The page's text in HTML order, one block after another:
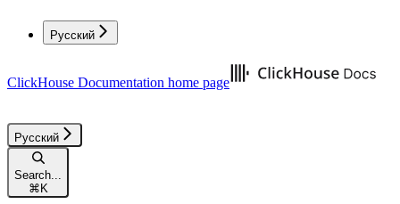
Русский
ClickHouse Documentation home page
Русский
Search...
⌘K